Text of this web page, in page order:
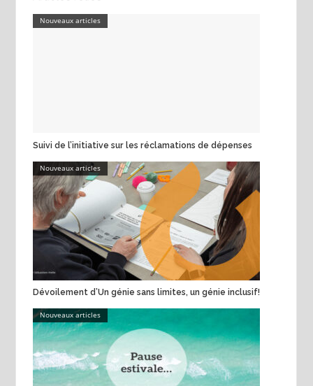
Nouveaux articles
Suivi de l’initiative sur les réclamations de dépenses
Nouveaux articles
Dévoilement d’Un génie sans limites, un génie inclusif!
Nouveaux articles